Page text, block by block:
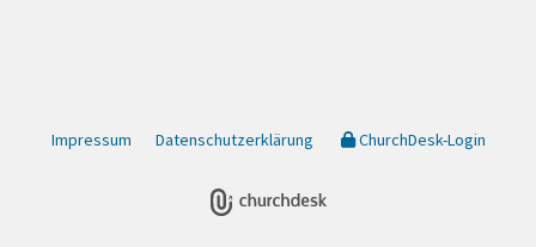
Impressum Datenschutzerklärung ChurchDesk-Login